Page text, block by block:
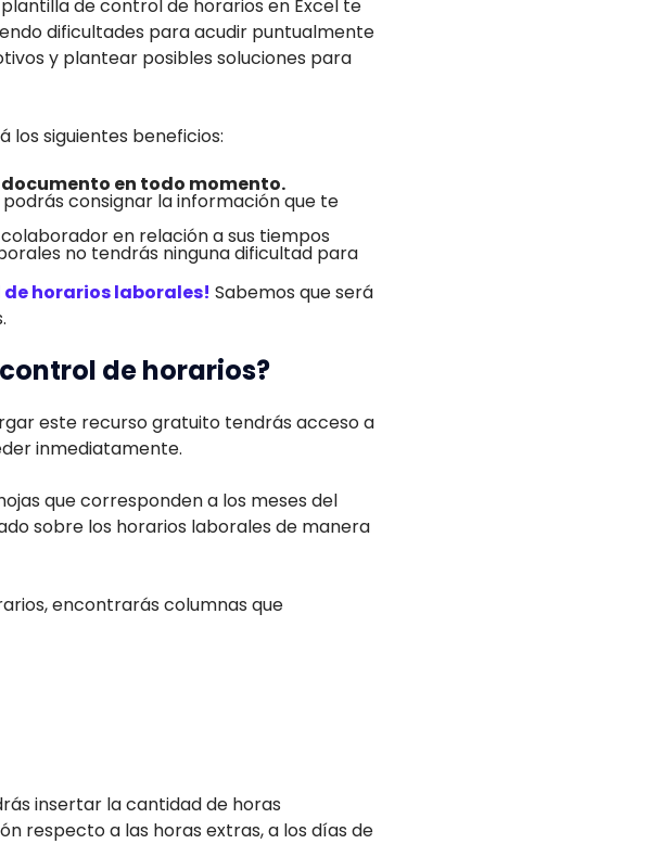
de control de horarios en Excel te
dificultades para acudir puntualmente
y plantear posibles soluciones para
los siguientes beneficios:
en todo momento.
podrás consignar la información que te
en relación a sus tiempos
no tendrás ninguna dificultad para
horarios laborales! Sabemos que será
de horarios?
este recurso gratuito tendrás acceso a
inmediatamente.
que corresponden a los meses del
sobre los horarios laborales de manera
encontrarás columnas que
insertar la cantidad de horas
respecto a las horas extras, a los días de